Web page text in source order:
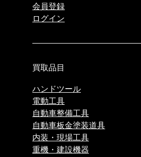
会員登録
ログイン
買取品目
ハンドツール
電動工具
自動車整備工具
自動車板金塗装道具
内装・現場工具
重機・建設機器